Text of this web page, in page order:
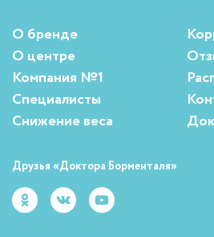
О бренде
О центре
Компания №1
Специалисты
Снижение веса
Друзья «Доктора Борменталя»